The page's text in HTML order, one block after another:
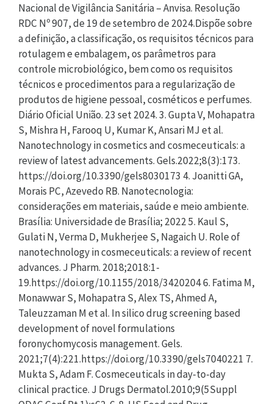
Nacional de Vigilância Sanitária – Anvisa. Resolução
RDC Nº 907, de 19 de setembro de 2024.Dispõe sobre
a definição, a classificação, os requisitos técnicos para
rotulagem e embalagem, os parâmetros para
controle microbiológico, bem como os requisitos
técnicos e procedimentos para a regularização de
produtos de higiene pessoal, cosméticos e perfumes.
Diário Oficial União. 23 set 2024. 3. Gupta V, Mohapatra
S, Mishra H, Farooq U, Kumar K, Ansari MJ et al.
Nanotechnology in cosmetics and cosmeceuticals: a
review of latest advancements. Gels.2022;8(3):173.
https://doi.org/10.3390/gels8030173 4. Joanitti GA,
Morais PC, Azevedo RB. Nanotecnologia:
considerações em materiais, saúde e meio ambiente.
Brasília: Universidade de Brasília; 2022 5. Kaul S,
Gulati N, Verma D, Mukherjee S, Nagaich U. Role of
nanotechnology in cosmeceuticals: a review of recent
advances. J Pharm. 2018;2018:1-
19.https://doi.org/10.1155/2018/3420204 6. Fatima M,
Monawwar S, Mohapatra S, Alex TS, Ahmed A,
Taleuzzaman M et al. In silico drug screening based
development of novel formulations
foronychomycosis management. Gels.
2021;7(4):221.https://doi.org/10.3390/gels7040221 7.
Mukta S, Adam F. Cosmeceuticals in day-to-day
clinical practice. J Drugs Dermatol.2010;9(5Suppl